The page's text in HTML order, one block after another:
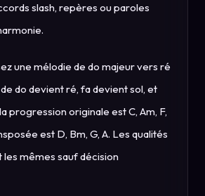
slash, repères ou paroles
une mélodie de do majeur vers ré
do devient ré, fa devient sol, et
progression originale est C, Am, F,
est D, Bm, G, A. Les qualités
mêmes sauf décision